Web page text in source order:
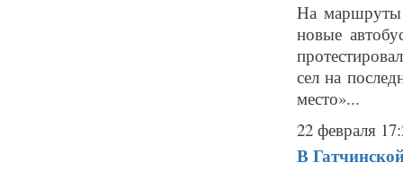
На маршруты
новые
сел на
место»...
22 февраля
В